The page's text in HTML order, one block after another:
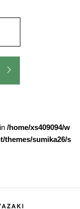
/home/xs409094/w
themes/sumika26/s